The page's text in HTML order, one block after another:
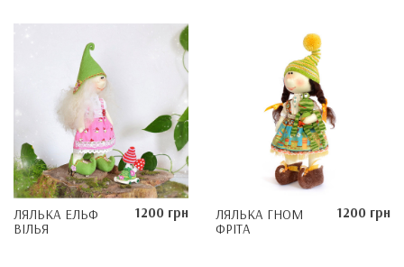
ЛЯЛЬКА ЕЛЬФ
ВІЛЬЯ
1200 грн
ЛЯЛЬКА ГНОМ
ФРІТА
1200 грн